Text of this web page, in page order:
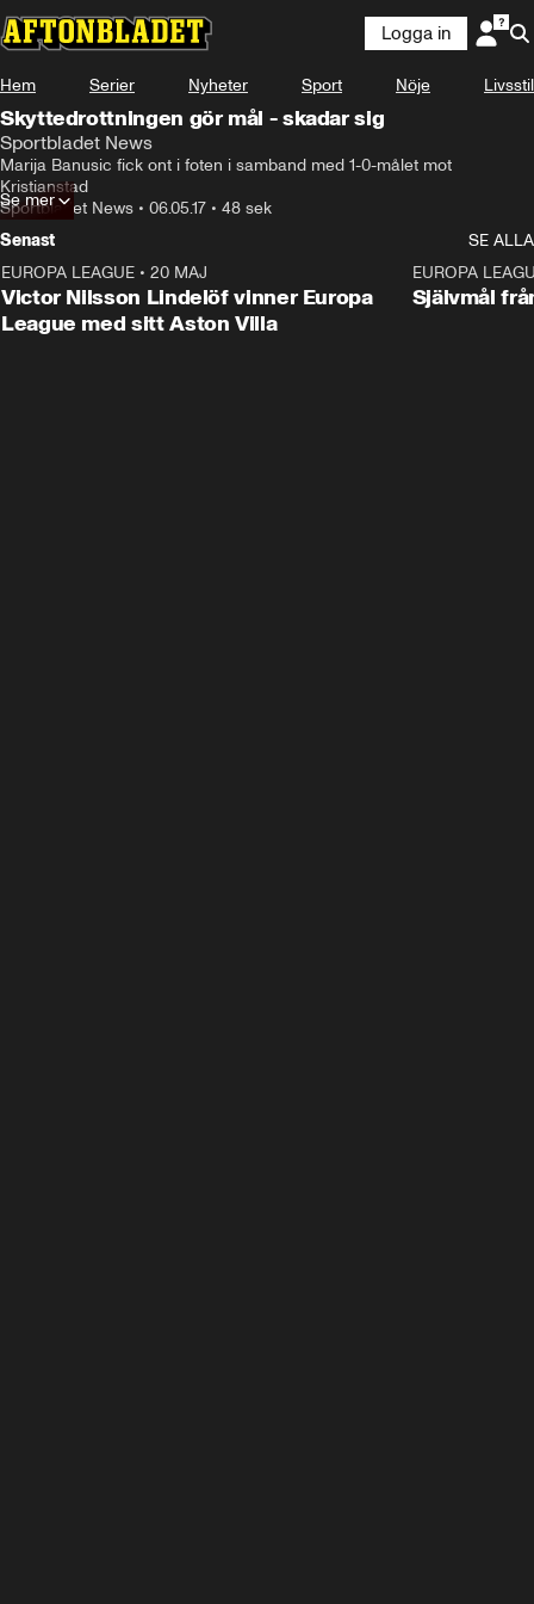
Logga in
Hem Serier Nyheter Sport Nöje Livsstil
Skyttedrottningen gör mål - skadar sig
Sportbladet News
Marija Banusic fick ont i foten i samband med 1-0-målet mot
Kristianstad
Sportbladet News • 06.05.17 • 48 sek
Se mer
Senast
SE ALLA
EUROPA LEAGUE • 20 MAJ
Victor Nilsson Lindelöf vinner Europa
League med sitt Aston Villa
EUROPA
Självmål